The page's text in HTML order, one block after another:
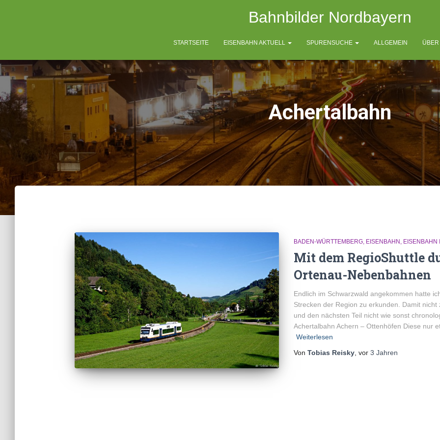
Bahnbilder Nordbayern
STARTSEITE EISENBAHN AKTUELL SPURENSUCHE ALLGEMEIN
Achertalbahn
BADEN-WÜRTTEMBERG EISENBAHN EISENBAHN
Mit dem RegioShuttle
Ortenau-Nebenbahnen
Endlich im Schwarzwald angekommen hatte
Strecken der Region zu erkunden. Damit
und den nächsten Teil nicht wie sonst
Achertalbahn Achern – Ottenhöfen Diese nur
Weiterlesen
Von Tobias Reisky, vor 3 Jahren